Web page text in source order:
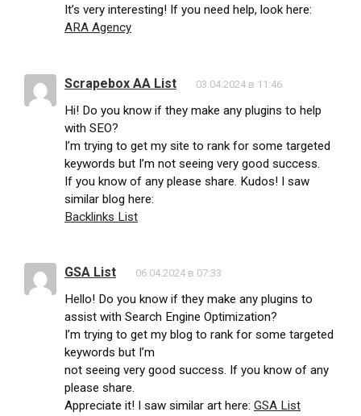
It’s very interesting! If you need help, look here:
ARA Agency
Scrapebox AA List 03.04.2024 в 11:46
Hi! Do you know if they make any plugins to help
with SEO?
I’m trying to get my site to rank for some targeted
keywords but I’m not seeing very good success.
If you know of any please share. Kudos! I saw
similar blog here:
Backlinks List
GSA List 06.04.2024 в 07:33
Hello! Do you know if they make any plugins to
assist with Search Engine Optimization?
I’m trying to get my blog to rank for some targeted
keywords but I’m
not seeing very good success. If you know of any
please share.
Appreciate it! I saw similar art here: GSA List